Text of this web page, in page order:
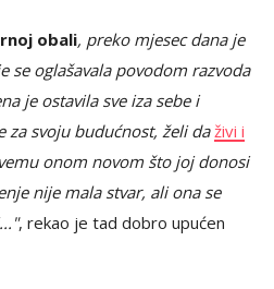
obali, preko mjesec dana je
se oglašavala povodom razvoda
je ostavila sve iza sebe i
za svoju budućnost, želi daživi i
onom novom što joj donosi
nije mala stvar, ali ona se
, rekao je tad dobro upućen